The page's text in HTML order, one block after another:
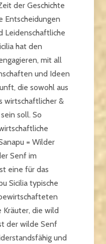
der Geschichte
Entscheidungen
Leidenschaftliche
hat den
mit all
und Ideen
die sowohl aus
wirtschaftlicher &
soll. So
= Wilder
Senf im
eine für das
Sicilia typische
Kräuter, die wild
der wilde Senf
und